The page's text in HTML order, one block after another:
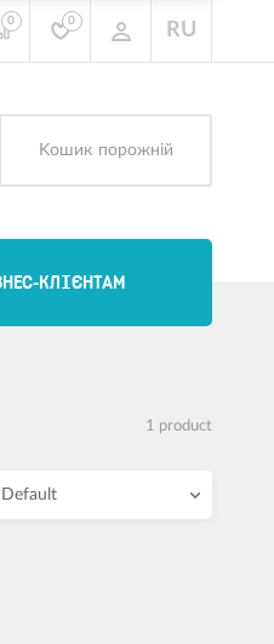
0 0 RU
Kошик порожній
КЛІЄНТАМ
1 product
Default